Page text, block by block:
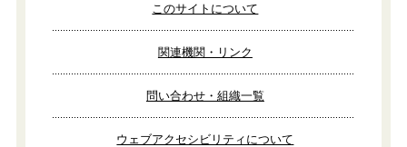
このサイトについて
関連機関・リンク
問い合わせ・組織一覧
ウェブアクセシビリティについて